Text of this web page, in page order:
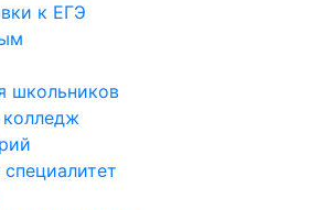
к ЕГЭ
школьников